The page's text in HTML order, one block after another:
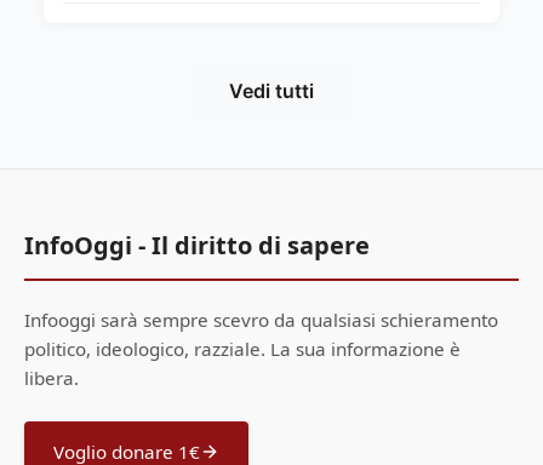
Vedi tutti
InfoOggi - Il diritto di sapere
Infooggi sarà sempre scevro da qualsiasi schieramento
politico, ideologico, razziale. La sua informazione è
libera.
Voglio donare 1€